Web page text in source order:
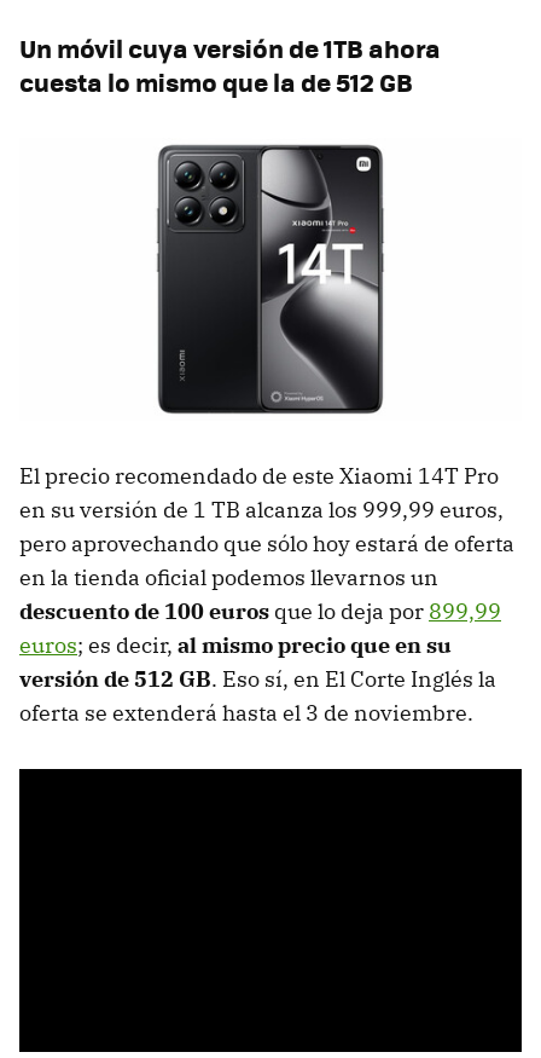
Un móvil cuya versión de 1TB ahora
cuesta lo mismo que la de 512 GB
El precio recomendado de este Xiaomi 14T Pro
en su versión de 1 TB alcanza los 999,99 euros,
pero aprovechando que sólo hoy estará de oferta
en la tienda oficial podemos llevarnos un
descuento de 100 euros que lo deja por 899,99
euros; es decir, al mismo precio que en su
versión de 512 GB. Eso sí, en El Corte Inglés la
oferta se extenderá hasta el 3 de noviembre.